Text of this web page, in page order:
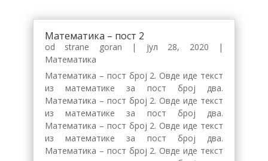
Математика – пост 2
od strane goran | јул 28, 2020 |
Математика
Математика – пост број 2. Овде иде текст
из математике за пост број два.
Математика – пост број 2. Овде иде текст
из математике за пост број два.
Математика – пост број 2. Овде иде текст
из математике за пост број два.
Математика – пост број 2. Овде иде текст